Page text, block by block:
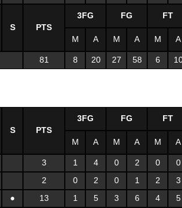
S PTS
3FG FG FT
M A M A M A
81 8 20 27 58 6
S PTS
3FG FG FT
M A M A M A
3 1 4 0 2 0
0
2 0 2 0 1 2
3
● 13 1 5 3 6 4
5